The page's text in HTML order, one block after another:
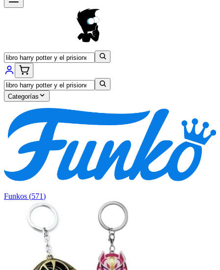
Categorías
Funkos (571)